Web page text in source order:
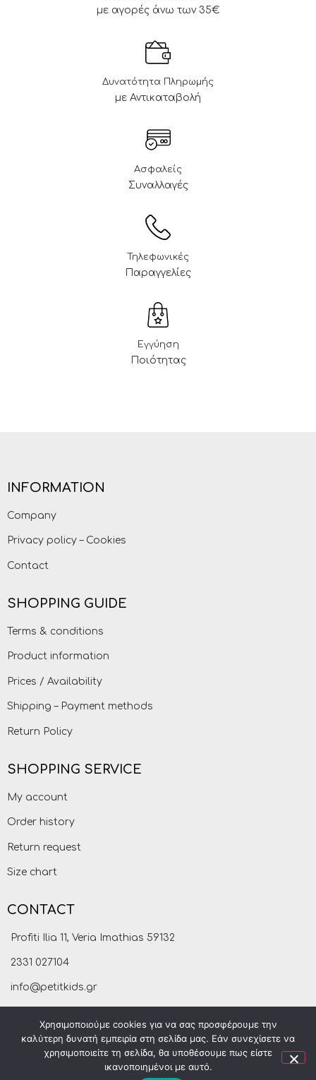
με αγορές άνω των 35€
Δυνατότητα Πληρωμής
με Αντικαταβολή
Ασφαλείς
Συναλλαγές
Τηλεφωνικές
Παραγγελίες
Εγγύηση
Ποιότητας
INFORMATION
Company
Privacy policy – Cookies
Contact
SHOPPING GUIDE
Terms & conditions
Product information
Prices / Availability
Shipping – Payment methods
Return Policy
SHOPPING SERVICE
My account
Order history
Return request
Size chart
CONTACT
Profiti Ilia 11, Veria Imathias 59132
2331 027104
info@petitkids.gr
Χρησιμοποιούμε cookies για να σας προσφέρουμε την
καλύτερη δυνατή εμπειρία στη σελίδα μας. Εάν συνεχίσετε να
χρησιμοποιείτε τη σελίδα, θα υποθέσουμε πως είστε
ικανοποιημένοι με αυτό.